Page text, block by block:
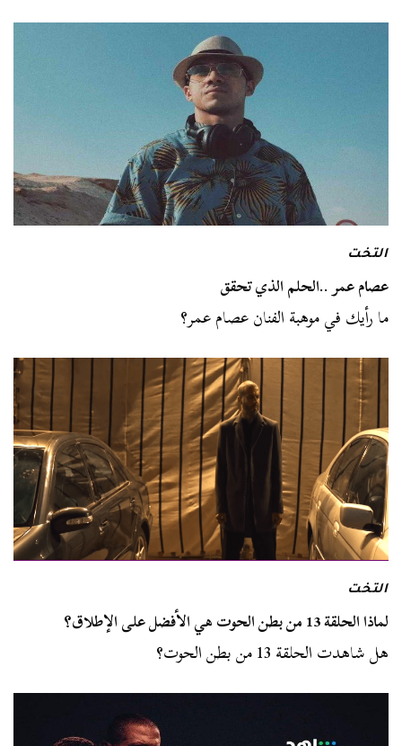
التخت
عصام عمر ..الحلم الذي تحقق
ما رأيك في موهبة الفنان عصام عمر؟
التخت
لماذا الحلقة 13 من بطن الحوت هي الأفضل على الإطلاق؟
هل شاهدت الحلقة 13 من بطن الحوت؟